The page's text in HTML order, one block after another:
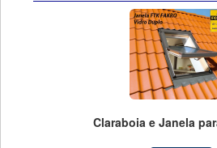
Claraboia e Janela